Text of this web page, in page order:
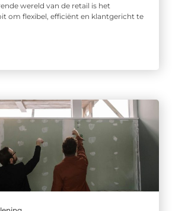
wereld van de retail is het
om flexibel, efficiënt en klantgericht te